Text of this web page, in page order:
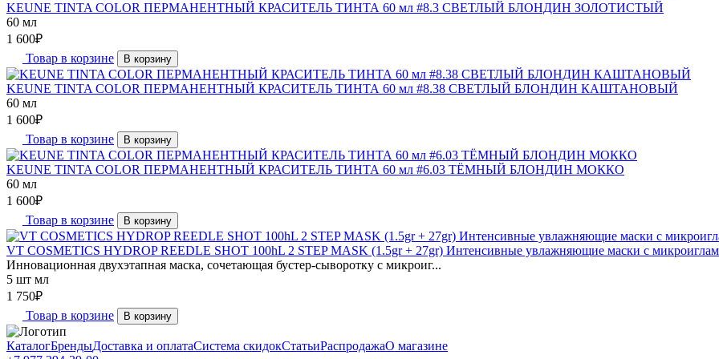
KEUNE TINTA COLOR ПЕРМАНЕНТНЫЙ КРАСИТЕЛЬ ТИНТА 60 мл #8.3 СВЕТЛЫЙ БЛОНДИН ЗОЛОТИСТЫЙ
60 мл
1 600₽
Товар в корзине
В корзину
KEUNE TINTA COLOR ПЕРМАНЕНТНЫЙ КРАСИТЕЛЬ ТИНТА 60 мл #8.38 СВЕТЛЫЙ БЛОНДИН КАШТАНОВЫЙ
60 мл
1 600₽
Товар в корзине
В корзину
KEUNE TINTA COLOR ПЕРМАНЕНТНЫЙ КРАСИТЕЛЬ ТИНТА 60 мл #6.03 ТЁМНЫЙ БЛОНДИН МОККО
60 мл
1 600₽
Товар в корзине
В корзину
VT COSMETICS HYDROP REEDLE SHOT 100hL 2 STEP MASK (1.5gr + 27gr) Интенсивные увлажняющие маски с
Инновационная двухэтапная маска, сочетающая бустер-сыворотку с микроиг...
5 шт мл
1 750₽
Товар в корзине
В корзину
КаталогБрендыДоставка и оплатаСистема скидокСтатьиРаспродажаО магазине